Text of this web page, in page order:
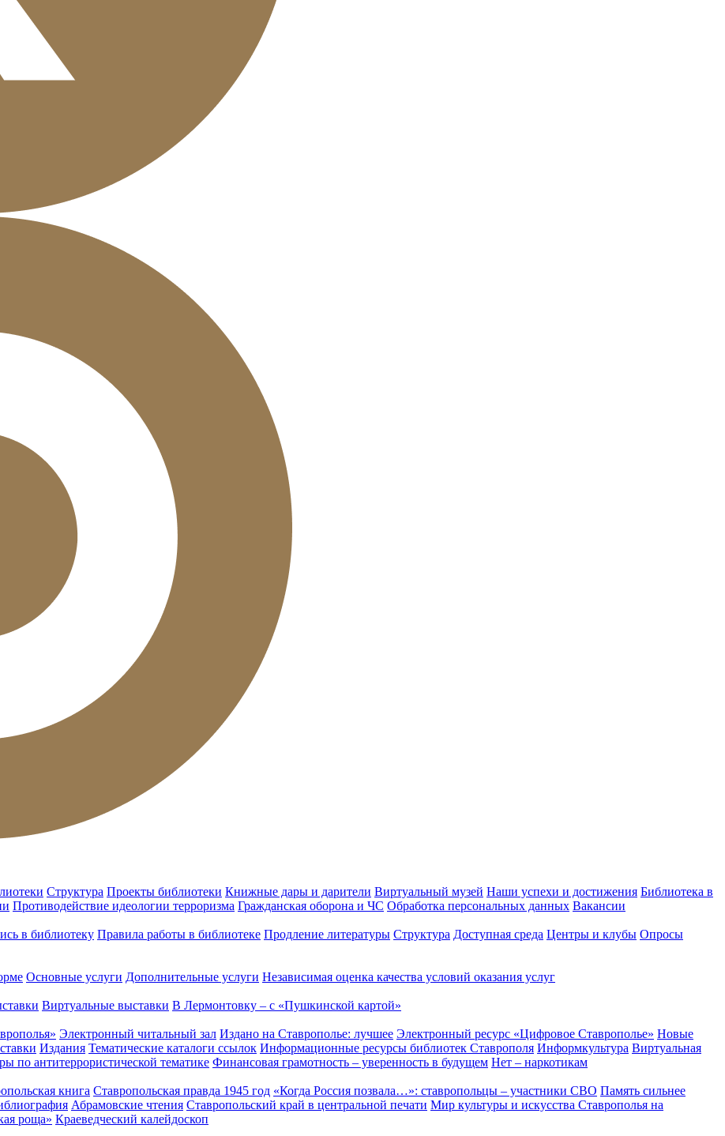
Структура Проекты библиотеки Книжные дары и дарители Виртуальный музей Наши успехи и достижения Библиотека в
Противодействие идеологии терроризма Гражданская оборона и ЧС Обработка персональных данных Вакансии
в библиотеку Правила работы в библиотеке Продление литературы Структура Доступная среда Центры и клубы Опросы
Основные услуги Дополнительные услуги Независимая оценка качества условий оказания услуг
Виртуальные выставки В Лермонтовку – с «Пушкинской картой»
Электронный читальный зал Издано на Ставрополье: лучшее Электронный ресурс «Цифровое Ставрополье» Новые
Издания Тематические каталоги ссылок Информационные ресурсы библиотек Ставрополя Информкультура Виртуальная
по антитеррористической тематике Финансовая грамотность – уверенность в будущем Нет – наркотикам
книга Ставропольская правда 1945 год «Когда Россия позвала…»: ставропольцы – участники СВО Память сильнее
Абрамовские чтения Ставропольский край в центральной печати Мир культуры и искусства Ставрополья на
роща» Краеведческий калейдоскоп